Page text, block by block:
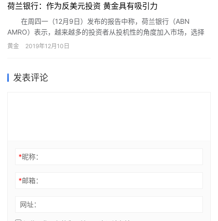
荷兰银行：作为反美元投资 黄金具有吸引力
在周四一（12月9日）发布的报告中称，荷兰银行（ABN
AMRO）表示，越来越多的投资者从投机性的角度加入市场，选择
了贵金属作为金融资产，这使黄金价格更加动荡。
黄金 2019年12月10日
发表评论
*昵称：
*邮箱：
网址：